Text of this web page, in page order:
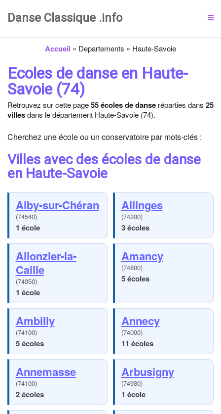
Danse Classique .info
Accueil » Departements » Haute-Savoie
Ecoles de danse en Haute-
Savoie (74)
Retrouvez sur cette page55 écoles de danse réparties dans 25
villesdans le département Haute-Savoie (74).
Cherchez une école ou un conservatoire par mots-clés :
Villes avec des écoles de danse
en Haute-Savoie
Alby-sur-Chéran
(74540)
1 école
Allinges
(74200)
3 écoles
Allonzier-la-
Caille
(74350)
1 école
Amancy
(74800)
5 écoles
Ambilly
(74100)
5 écoles
Annecy
(74000)
11 écoles
Annemasse
(74100)
2 écoles
Arbusigny
(74930)
1 école